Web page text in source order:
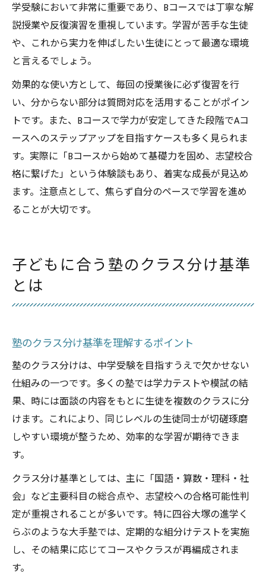
学受験において非常に重要であり、Bコースでは丁寧な解
説授業や反復演習を重視しています。学習が苦手な生徒
や、これから実力を伸ばしたい生徒にとって最適な環境
と言えるでしょう。
効果的な使い方として、毎回の授業後に必ず復習を行
い、分からない部分は質問対応を活用することがポイン
トです。また、Bコースで学力が安定してきた段階でAコ
ースへのステップアップを目指すケースも多く見られま
す。実際に「Bコースから始めて基礎力を固め、志望校合
格に繋げた」という体験談もあり、着実な成長が見込め
ます。注意点として、焦らず自分のペースで学習を進め
ることが大切です。
子どもに合う塾のクラス分け基準
とは
塾のクラス分け基準を理解するポイント
塾のクラス分けは、中学受験を目指すうえで欠かせない
仕組みの一つです。多くの塾では学力テストや模試の結
果、時には面談の内容をもとに生徒を複数のクラスに分
けます。これにより、同じレベルの生徒同士が切磋琢磨
しやすい環境が整うため、効率的な学習が期待できま
す。
クラス分け基準としては、主に「国語・算数・理科・社
会」など主要科目の総合点や、志望校への合格可能性判
定が重視されることが多いです。特に四谷大塚の進学く
らぶのような大手塾では、定期的な組分けテストを実施
し、その結果に応じてコースやクラスが再編成されま
す。